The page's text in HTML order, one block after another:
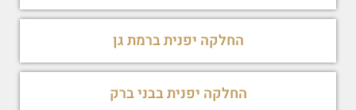
החלקה יפנית ברמת גן
החלקה יפנית בבני ברק